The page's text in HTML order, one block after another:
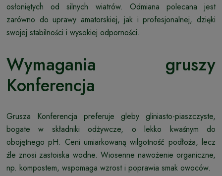
osłoniętych od silnych wiatrów. Odmiana polecana jest
zarówno do uprawy amatorskiej, jak i profesjonalnej, dzięki
swojej stabilności i wysokiej odporności.
Wymagania gruszy
Konferencja
Grusza Konferencja preferuje gleby gliniasto-piaszczyste,
bogate w składniki odżywcze, o lekko kwaśnym do
obojętnego pH. Ceni umiarkowaną wilgotność podłoża, lecz
źle znosi zastoiska wodne. Wiosenne nawożenie organiczne,
np. kompostem, wspomaga wzrost i poprawia smak owoców.